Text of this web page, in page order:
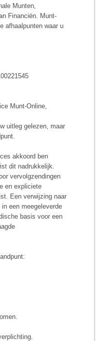
Munten,
Financiën. Munt-
afhaalpunten waar u
Munt-Online,
uitleg gelezen, maar
akkoord ben
dit nadrukkelijk.
vervolgzendingen
en expliciete
Een verwijzing naar
een meegeleverde
basis voor een